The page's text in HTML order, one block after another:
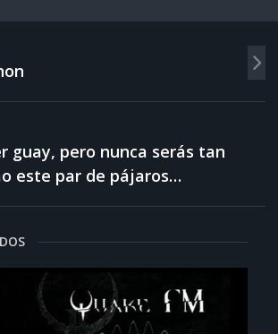
guay, pero nunca serás tan
este par de pájaros…